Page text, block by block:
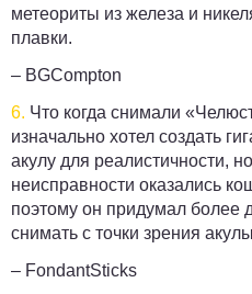
метеориты из железа и
плавки.
– BGCompton
6. Что когда снимали
изначально хотел создать
акулу для реалистичности,
неисправности оказались
поэтому он придумал
снимать с точки зрения
– FondantSticks